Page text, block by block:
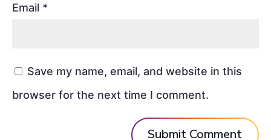
Email *
Save my name, email, and website in this
browser for the next time I comment.